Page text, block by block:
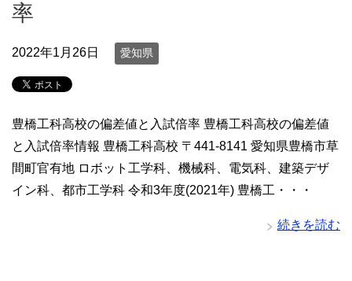
率
2022年1月26日 愛知県
豊橋工科高校の偏差値と入試倍率 豊橋工科高校の偏差値
と入試倍率情報 豊橋工科高校 〒441-8141 愛知県豊橋市草
間町官有地 ロボット工学科、機械科、電気科、建築デザ
イン科、都市工学科 令和3年度(2021年) 豊橋工・・・
続きを読む